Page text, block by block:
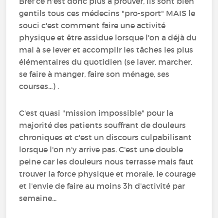
gentils tous ces médecins "pro-sport" MAIS le
souci c'est comment faire une activité
physique et être assidue lorsque l'on a déjà du
mal à se lever et accomplir les tâches les plus
élémentaires du quotidien (se laver, marcher,
se faire à manger, faire son ménage, ses
courses...) .
C'est quasi "mission impossible" pour la
majorité des patients souffrant de douleurs
chroniques et c'est un discours culpabilisant
lorsque l'on n'y arrive pas. C'est une double
peine car les douleurs nous terrasse mais faut
trouver la force physique et morale, le courage
et l'envie de faire au moins 3h d'activité par
semaine...